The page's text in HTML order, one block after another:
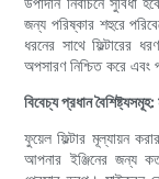
জন্য পরিষ্কার শহুরে
ধরনের সাথে ফিল্টারের
অপসারণ নিশ্চিত করে এবং
বিবেচ্য প্রধান
ফুয়েল ফিল্টার মূল্যায়ন
আপনার ইঞ্জিনের জন্য